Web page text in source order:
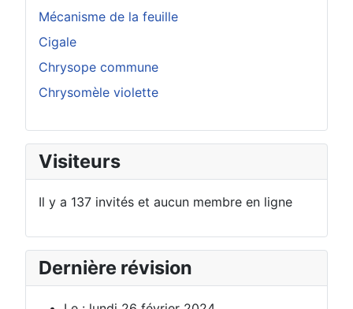
Mécanisme de la feuille
Cigale
Chrysope commune
Chrysomèle violette
Visiteurs
Il y a 137 invités et aucun membre en ligne
Dernière révision